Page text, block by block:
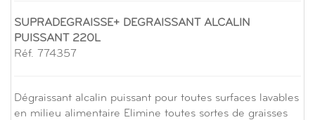
SUPRADEGRAISSE+ DEGRAISSANT ALCALIN
PUISSANT 220L
Réf. 774357
Dégraissant alcalin puissant pour toutes surfaces lavables
en milieu alimentaire Elimine toutes sortes de graisses